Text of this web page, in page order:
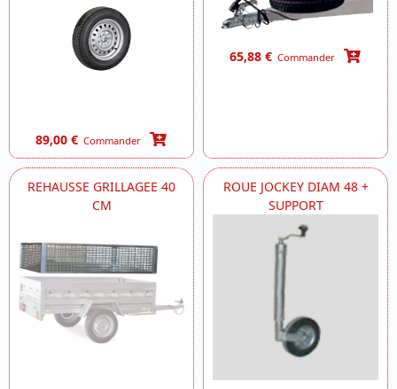
89,00 € Commander
65,88 € Commander
REHAUSSE GRILLAGEE 40
CM
ROUE JOCKEY DIAM 48 +
SUPPORT